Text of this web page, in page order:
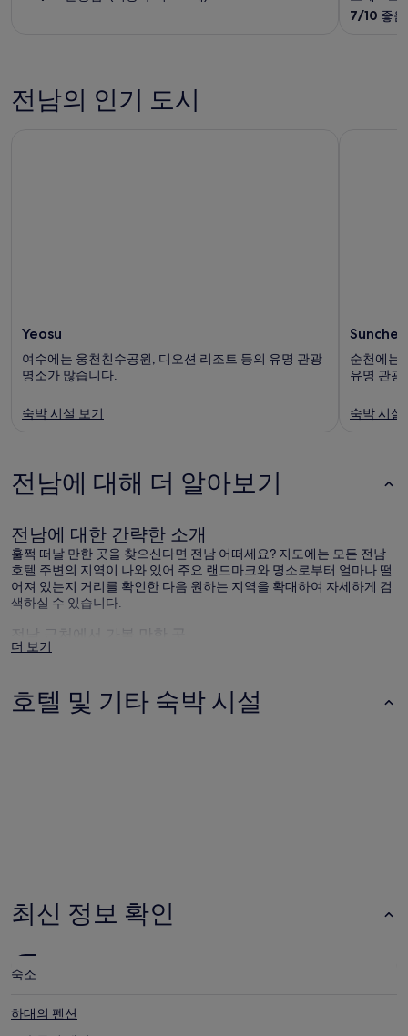
of
7/10 좋
전남의 인기 도시
Yeosu
여수에는 웅천친수공원, 디오션 리조트 등의 유명 관광
명소가 많습니다.
숙박 시설 보기
순천에는
유명 관광
숙박 시설
전남에 대해 더 알아보기
전남에 대한 간략한 소개
훌쩍 떠날 만한 곳을 찾으신다면 전남 어떠세요? 지도에는 모든 전남
호텔 주변의 지역이 나와 있어 주요 랜드마크와 명소로부터 얼마나 떨
어져 있는지 거리를 확인한 다음 원하는 지역을 확대하여 자세하게 검
색하실 수 있습니다.
전남 근처에서 가볼 만한 곳
목포 갓바위 (도심에서 4.4km)
장흥 우드랜드 (도심에서 46.1km)
목포 북항
목포대교
코리아 인터내셔널 서킷
월출산 국립공원
더 보기
호텔 및 기타 숙박 시설
최신 정보 확인
숙소
하대의 펜션